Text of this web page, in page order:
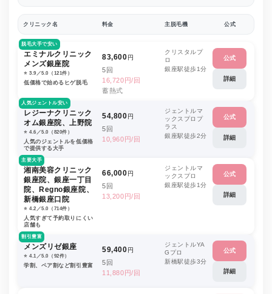
クリニック名 料金 主脱毛機 公式
脱毛大手で安い
エミナルクリニック
メンズ銀座院
⭐️ 3.9／5.0（121件）
低価格で始めるヒゲ脱毛
83,600円
5回
16,720円/回
蓄熱式
クリスタルプ
ロ
銀座駅徒歩1分
公式
詳細
人気ジェントル安い
レジーナクリニック
オム銀座院、上野院
⭐️ 4.6／5.0（820件）
人気のジェントルを低価格
で提供する大手
54,800円
5回
10,960円/回
ジェントルマ
ックスプロプ
ラス
銀座駅徒歩2分
公式
詳細
主要大手
湘南美容クリニック
銀座院、銀座一丁目
院、Regno銀座院、
新橋銀座口院
⭐️ 4.2／5.0（714件）
人気すぎて予約取りにくい
店舗も
66,000円
5回
13,200円/回
ジェントルマ
ックスプロ
銀座駅徒歩1分
公式
詳細
割引豊富
メンズリゼ銀座
⭐️ 4.1／5.0（92件）
学割、ペア割など割引豊富
59,400円
5回
11,880円/回
ジェントルYA
Gプロ
新橋駅徒歩3分
公式
詳細